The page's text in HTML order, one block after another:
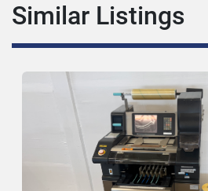
Similar Listings